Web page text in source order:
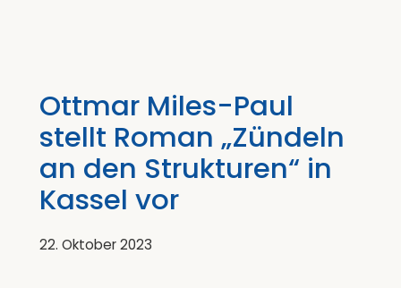
Ottmar Miles-Paul
stellt Roman „Zündeln
an den Strukturen“ in
Kassel vor
22. Oktober 2023